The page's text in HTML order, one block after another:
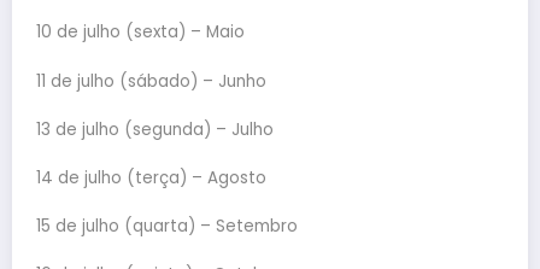
10 de julho (sexta) – Maio
11 de julho (sábado) – Junho
13 de julho (segunda) – Julho
14 de julho (terça) – Agosto
15 de julho (quarta) – Setembro